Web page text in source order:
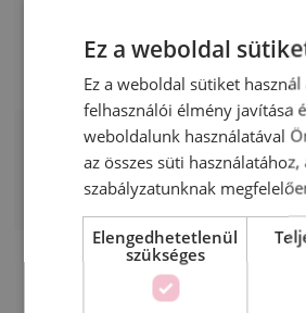
Ez a weboldal
Ez a weboldal sütiket használ
felhasználói élmény javítása
weboldalunk használatával
az összes süti használatához,
szabályzatunknak
Elengedhetetlenül
szükséges